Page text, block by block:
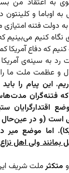
به اعتقاد من
اوباما و کلینتون
دولت فتنه امتیازی
کنیم می‌بینیم
که دفاع آمریکا
رد به سینه‌ی
و عظمت ملت ما
این پیام را
که فتنه‌گران
است (و در عین‌حال
اما موضع میر
بمانند ولی اهل
و متکثرملت شریف